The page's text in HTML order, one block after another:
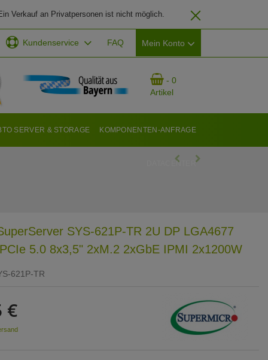
Verkauf an Privatpersonen ist nicht möglich.
Mein Konto
EMAIL-ADRESSE
FAQ
Kundenservice
- 0
Artikel
KOMPONENTEN-ANFRAGE
SERVER & STORAGE
DATACENTER
SYS-621P-TR 2U DP LGA4677
5.0 8x3,5" 2xM.2 2xGbE IPMI 2x1200W
621P-TR
€